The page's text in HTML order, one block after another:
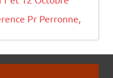
Pr Perronne,